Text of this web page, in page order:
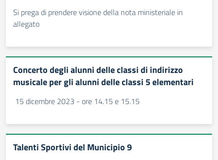
Si prega di prendere visione della nota ministeriale in
allegato
Concerto degli alunni delle classi di indirizzo
musicale per gli alunni delle classi 5 elementari
15 dicembre 2023 - ore 14.15 e 15.15
Talenti Sportivi del Municipio 9